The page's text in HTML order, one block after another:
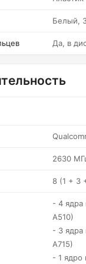
Белый,
Да, в
2630
8 (1 + 3
- 4 ядра
A510)
- 3 ядра
A715)
- 1 ядро